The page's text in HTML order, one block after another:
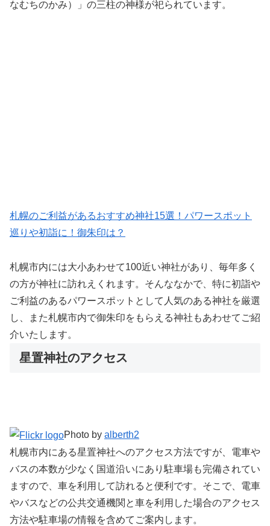
なむちのかみ）」の三柱の神様が祀られています。
札幌のご利益があるおすすめ神社15選！パワースポット
巡りや初詣に！御朱印は？
札幌市内には大小あわせて100近い神社があり、毎年多く
の方が神社に訪れえくれます。そんななかで、特に初詣や
ご利益のあるパワースポットとして人気のある神社を厳選
し、また札幌市内で御朱印をもらえる神社もあわせてご紹
介いたします。
星置神社のアクセス
Photo by alberth2
札幌市内にある星置神社へのアクセス方法ですが、電車や
バスの本数が少なく国道沿いにあり駐車場も完備されてい
ますので、車を利用して訪れると便利です。そこで、電車
やバスなどの公共交通機関と車を利用した場合のアクセス
方法や駐車場の情報を含めてご案内します。